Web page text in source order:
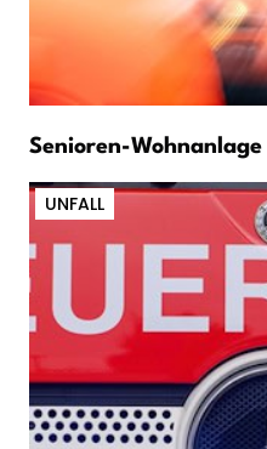
Senioren-
UNFALL